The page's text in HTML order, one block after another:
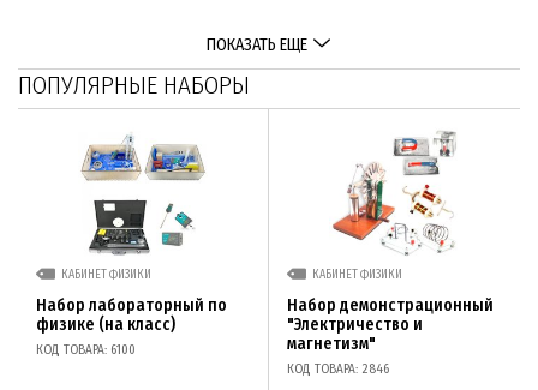
ПОКАЗАТЬ ЕЩЕ
ПОПУЛЯРНЫЕ НАБОРЫ
КАБИНЕТ ФИЗИКИ
Набор лабораторный по
физике (на класс)
КОД ТОВАРА: 6100
КАБИНЕТ ФИЗИКИ
Набор демонстрационный
"Электричество и
магнетизм"
КОД ТОВАРА: 2846